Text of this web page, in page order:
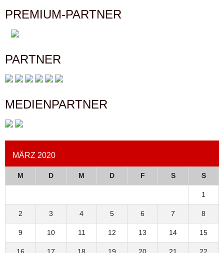
PREMIUM-PARTNER
PARTNER
MEDIENPARTNER
MÄRZ 2020
M D M D F S S
1
2 3 4 5 6 7 8
9 10 11 12 13 14 15